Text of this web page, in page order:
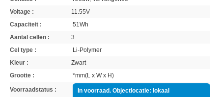
Voltage :
11.55V
Capaciteit :
51Wh
Aantal cellen :
3
Cel type :
Li-Polymer
Kleur :
Zwart
Grootte :
*mm(L x W x H)
Voorraadstatus :
In voorraad. Objectlocatie: lokaal